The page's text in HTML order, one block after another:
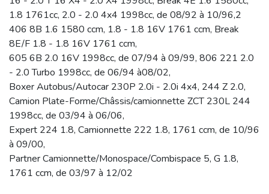
1.8 1761cc, 2.0 - 2.0 4x4 1998cc, de 08/92 à 10/96,2
406 8B 1.6 1580 ccm, 1.8 - 1.8 16V 1761 ccm, Break
8E/F 1.8 - 1.8 16V 1761 ccm,
605 6B 2.0 16V 1998cc, de 07/94 à 09/99, 806 221 2.0
- 2.0 Turbo 1998cc, de 06/94 à08/02,
Boxer Autobus/Autocar 230P 2.0i - 2.0i 4x4, 244 Z 2.0,
Camion Plate-Forme/Châssis/camionnette ZCT 230L 244
1998cc, de 03/94 à 06/06,
Expert 224 1.8, Camionnette 222 1.8, 1761 ccm, de 10/96
à 09/00,
Partner Camionnette/Monospace/Combispace 5, G 1.8,
1761 ccm, de 03/97 à 12/02